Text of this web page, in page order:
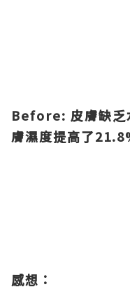
Before: 皮膚缺
膚濕度提高了
感想：